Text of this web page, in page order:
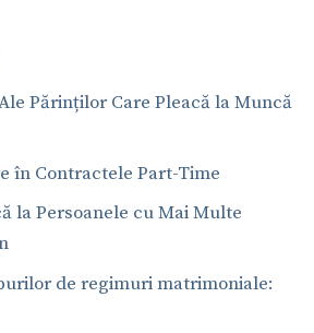
Părinților Care Pleacă la Muncă
în Contractele Part-Time
la Persoanele cu Mai Multe
de regimuri matrimoniale: